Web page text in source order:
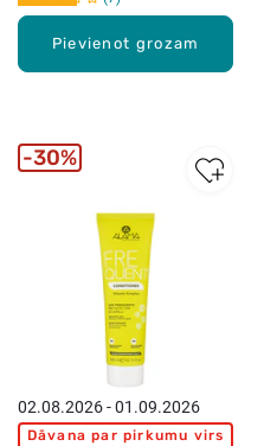
Pievienot grozam
02.08.2026 - 01.09.2026
Dāvana par pirkumu virs
30%